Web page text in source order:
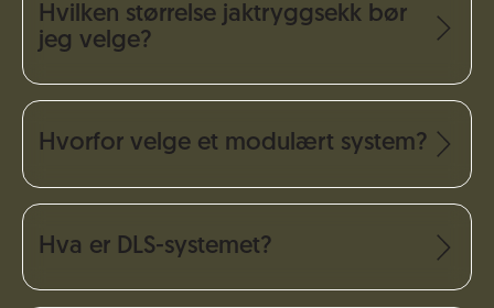
Hvilken størrelse jaktryggsekk bør
jeg velge?
Hvorfor velge et modulært system?
Hva er DLS-systemet?